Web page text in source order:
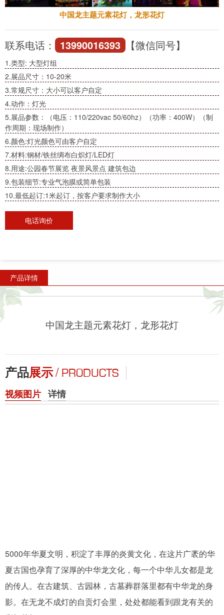
中国龙主题元素花灯，龙形花灯
联系电话： 13990016393 【微信同号】
1.类型: 大型灯组
2.展品尺寸：10-20米
3.常规尺寸：大小可以客户自定
4.动作：灯光
5.展品参数：（电压：110/220vac 50/60hz）（功率：400W）（制
作周期：现场制作）
6.颜色:灯光颜色可由客户自定
7.材料:钢材/铁丝绸布白炽灯/LED灯
8.用途:公园春节展览 夜景风景点 建筑包边
9.包装细节:专业气泡膜或简单包装
10.最低起订:1米起订，按客户要求制作大小
电话询价
产品详情
中国龙主题元素花灯，龙形花灯
产品展示/ PRODUCTS
视频图片 详情
5000年华夏文明，积淀了丰厚的炎黄文化，在这片广袤的华
夏古国也孕育了深厚的中华龙文化，每一个中华儿女都是龙
的传人。在古建筑、古园林，古墓葬群落里都有中华龙的身
影。在无龙不成灯的自贡灯会里，处处都能看到跟龙有关的